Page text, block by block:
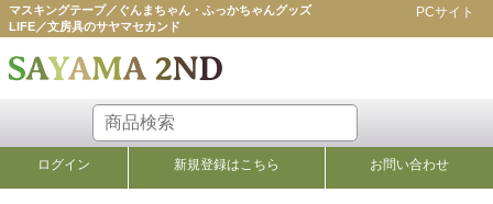
マスキングテープ／ぐんまちゃん・ふっかちゃんグッズ
LIFE／文房具のサヤマセカンド
PCサイト
ログイン 新規登録はこちら お問い合わせ